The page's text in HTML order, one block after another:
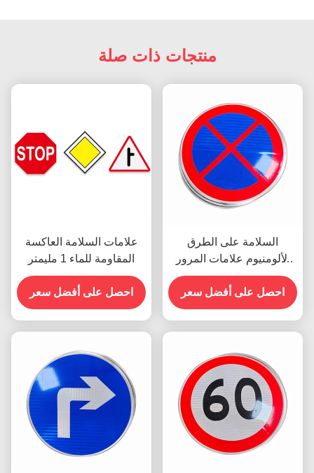
منتجات ذات صلة
علامات السلامة العاكسة
المقاومة للماء 1 مليمتر
احصل على أفضل سعر
السلامة على الطرق
الألومنيوم علامات المرور
العاكسة الرموز العتيقة 2
ملم
احصل على أفضل سعر